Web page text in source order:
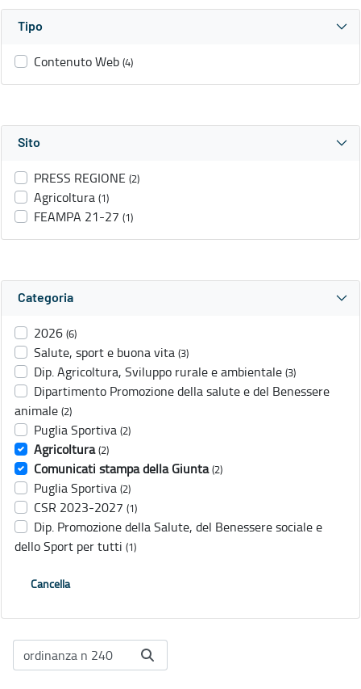
Tipo
Contenuto Web (4)
Sito
PRESS REGIONE (2)
Agricoltura (1)
FEAMPA 21-27 (1)
Categoria
2026 (6)
Salute, sport e buona vita (3)
Dip. Agricoltura, Sviluppo rurale e ambientale (3)
Dipartimento Promozione della salute e del Benessere
animale (2)
Puglia Sportiva (2)
Agricoltura (2)
Comunicati stampa della Giunta (2)
Puglia Sportiva (2)
CSR 2023-2027 (1)
Dip. Promozione della Salute, del Benessere sociale e
dello Sport per tutti (1)
Cancella